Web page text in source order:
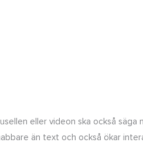
eller videon ska också säga
än text och också ökar